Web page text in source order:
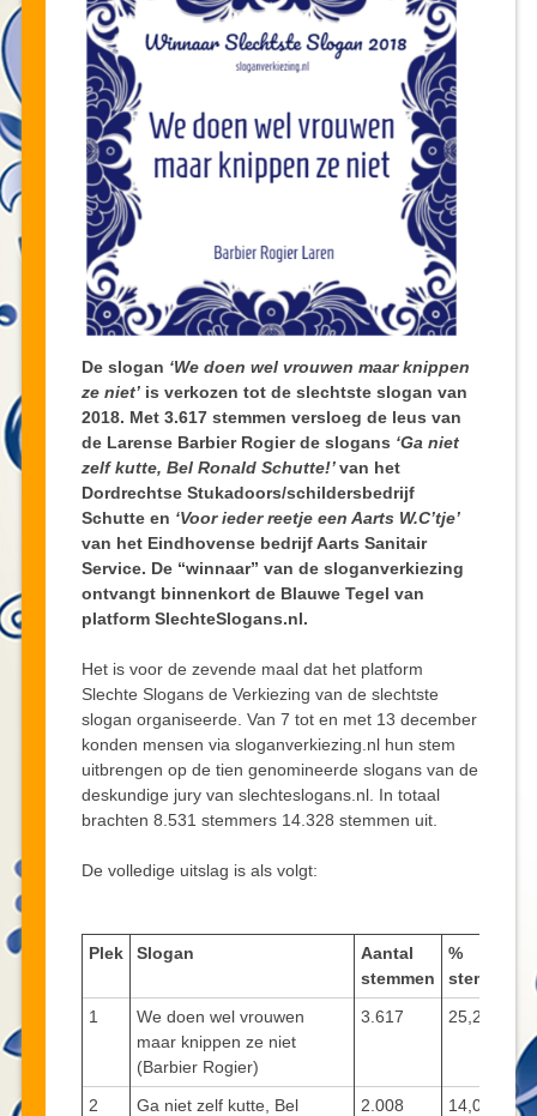
De slogan ‘We doen wel vrouwen maar knippen
ze niet’is verkozen tot de slechtste slogan van
2018. Met 3.617 stemmen versloeg de leus van
de Larense Barbier Rogier de slogans ‘Ga niet
zelf kutte, Bel Ronald Schutte!’van het
Dordrechtse Stukadoors/schildersbedrijf
Schutte en ‘Voor ieder reetje een Aarts W.C’tje’
van het Eindhovense bedrijf Aarts Sanitair
Service. De “winnaar” van de sloganverkiezing
ontvangt binnenkort de Blauwe Tegel van
platform SlechteSlogans.nl.
Het is voor de zevende maal dat het platform
Slechte Slogans de Verkiezing van de slechtste
slogan organiseerde. Van 7 tot en met 13 december
konden mensen via sloganverkiezing.nl hun stem
uitbrengen op de tien genomineerde slogans van de
deskundige jury van slechteslogans.nl. In totaal
brachten 8.531 stemmers 14.328 stemmen uit.
De volledige uitslag is als volgt:
Plek Slogan
Aantal
stemmen
%
stemmen
1
We doen wel vrouwen
maar knippen ze niet
(Barbier Rogier)
3.617 25,2%
2
Ga niet zelf kutte, Bel
2.008 14,0%